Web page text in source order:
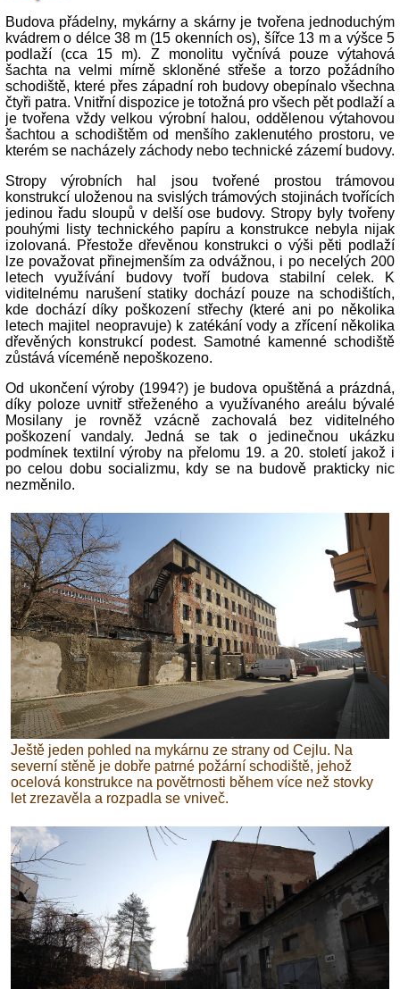
Budova přádelny, mykárny a skárny je tvořena jednoduchým
kvádrem o délce 38 m (15 okenních os), šířce 13 m a výšce 5
podlaží (cca 15 m). Z monolitu vyčnívá pouze výtahová
šachta na velmi mírně skloněné střeše a torzo požádního
schodiště, které přes západní roh budovy obepínalo všechna
čtyři patra. Vnitřní dispozice je totožná pro všech pět podlaží a
je tvořena vždy velkou výrobní halou, oddělenou výtahovou
šachtou a schodištěm od menšího zaklenutého prostoru, ve
kterém se nacházely záchody nebo technické zázemí budovy.
Stropy výrobních hal jsou tvořené prostou trámovou
konstrukcí uloženou na svislých trámových stojinách tvořících
jedinou řadu sloupů v delší ose budovy. Stropy byly tvořeny
pouhými listy technického papíru a konstrukce nebyla nijak
izolovaná. Přestože dřevěnou konstrukci o výši pěti podlaží
lze považovat přinejmenším za odvážnou, i po necelých 200
letech využívání budovy tvoří budova stabilní celek. K
viditelnému narušení statiky dochází pouze na schodištích,
kde dochází díky poškození střechy (které ani po několika
letech majitel neopravuje) k zatékání vody a zřícení několika
dřevěných konstrukcí podest. Samotné kamenné schodiště
zůstává víceméně nepoškozeno.
Od ukončení výroby (1994?) je budova opuštěná a prázdná,
díky poloze uvnitř střeženého a využívaného areálu bývalé
Mosilany je rovněž vzácně zachovalá bez viditelného
poškození vandaly. Jedná se tak o jedinečnou ukázku
podmínek textilní výroby na přelomu 19. a 20. století jakož i
po celou dobu socializmu, kdy se na budově prakticky nic
nezměnilo.
Ještě jeden pohled na mykárnu ze strany od Cejlu. Na
severní stěně je dobře patrné požární schodiště, jehož
ocelová konstrukce na povětrnosti během více než stovky
let zrezavěla a rozpadla se vniveč.